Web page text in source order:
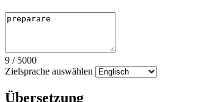
9 / 5000
Zielsprache auswählen
Übersetzung